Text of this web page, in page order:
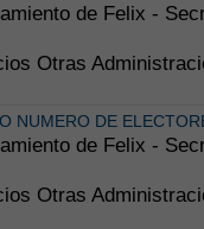
de Felix -
Otras
NUMERO DE
de Felix -
Otras